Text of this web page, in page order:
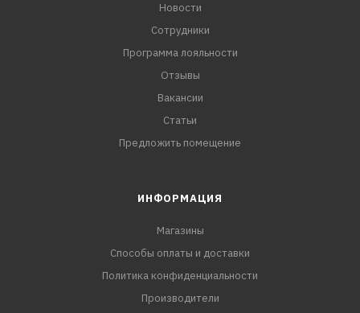
Новости
Сотрудники
Программа лояльности
Отзывы
Вакансии
Статьи
Предложить помещение
ИНФОРМАЦИЯ
Магазины
Способы оплаты и доставки
Политика конфиденциальности
Производители